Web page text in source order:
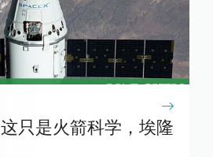
这只是火箭科学，埃隆